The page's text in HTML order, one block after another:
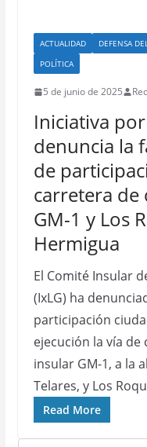
ACTUALIDAD DEFENSA
POLÍTICA
5 de junio de 2025
Iniciativa
denuncia la
de
carretera de
GM-1 y Los
Hermigua
El Comité Insular
(IxLG) ha
participación
ejecución la vía
insular GM-1, a la
Telares, y Los
Read More